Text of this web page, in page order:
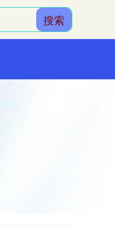
搜索